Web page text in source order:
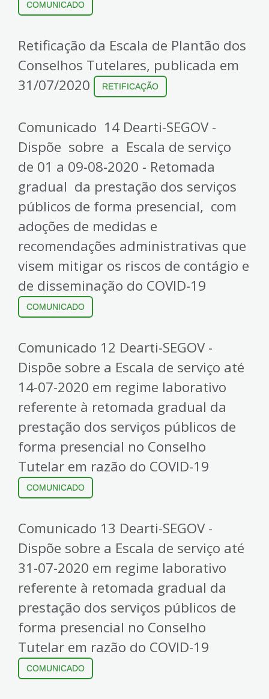
COMUNICADO
Retificação da Escala de Plantão dos
Conselhos Tutelares, publicada em
31/07/2020
RETIFICAÇÃO
Comunicado 14 Dearti-SEGOV -
Dispõe sobre a Escala de serviço
de 01 a 09-08-2020 - Retomada
gradual da prestação dos serviços
públicos de forma presencial, com
adoções de medidas e
recomendações administrativas que
visem mitigar os riscos de contágio e
de disseminação do COVID-19
COMUNICADO
Comunicado 12 Dearti-SEGOV -
Dispõe sobre a Escala de serviço até
14-07-2020 em regime laborativo
referente à retomada gradual da
prestação dos serviços públicos de
forma presencial no Conselho
Tutelar em razão do COVID-19
COMUNICADO
Comunicado 13 Dearti-SEGOV -
Dispõe sobre a Escala de serviço até
31-07-2020 em regime laborativo
referente à retomada gradual da
prestação dos serviços públicos de
forma presencial no Conselho
Tutelar em razão do COVID-19
COMUNICADO